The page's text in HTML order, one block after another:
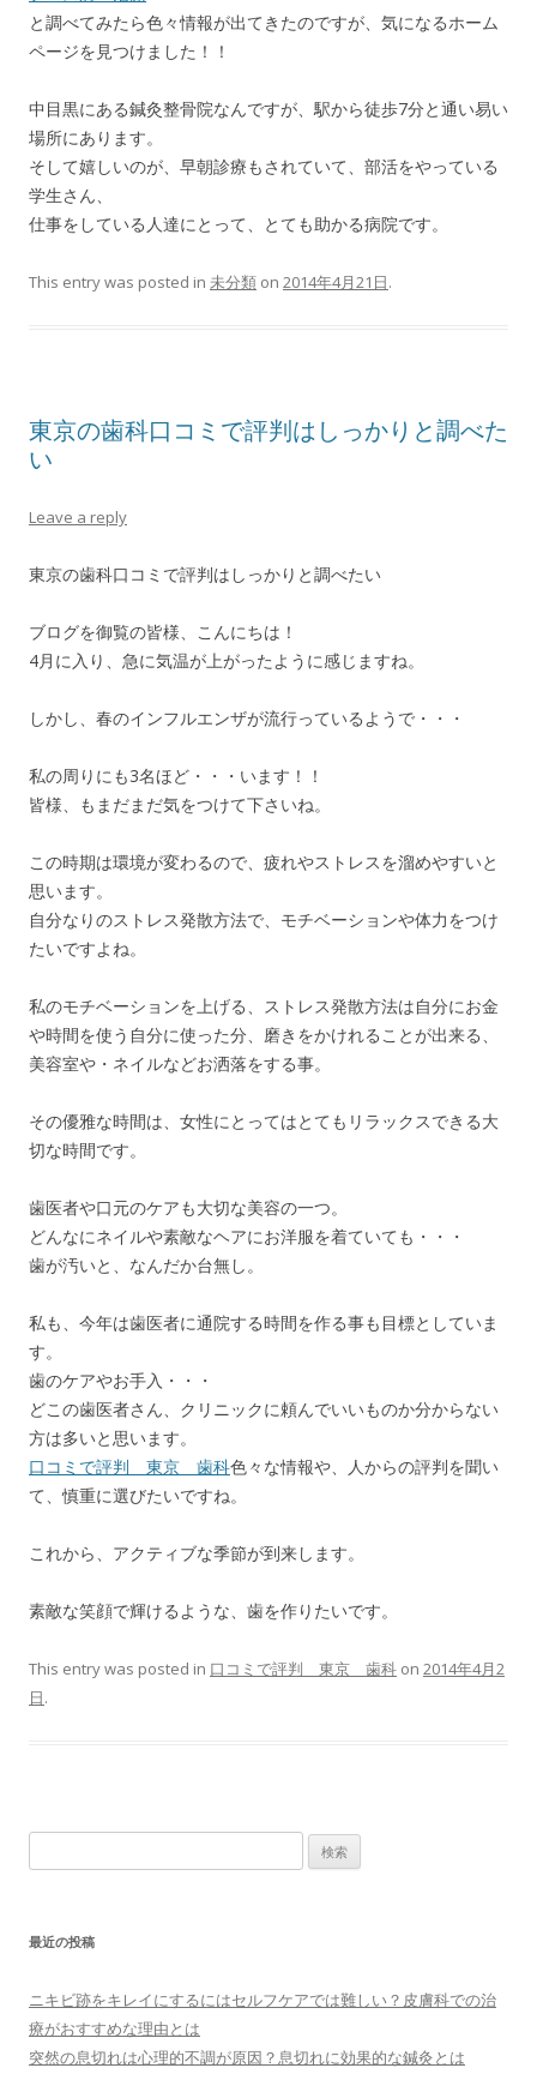
と調べてみたら色々情報が出てきたのですが、気になるホーム
ページを見つけました！！
中目黒にある鍼灸整骨院なんですが、駅から徒歩7分と通い易い
場所にあります。
そして嬉しいのが、早朝診療もされていて、部活をやっている
学生さん、
仕事をしている人達にとって、とても助かる病院です。
This entry was posted in 未分類 on 2014年4月21日.
東京の歯科口コミで評判はしっかりと調べた
い
Leave a reply
東京の歯科口コミで評判はしっかりと調べたい
ブログを御覧の皆様、こんにちは！
4月に入り、急に気温が上がったように感じますね。
しかし、春のインフルエンザが流行っているようで・・・
私の周りにも3名ほど・・・います！！
皆様、もまだまだ気をつけて下さいね。
この時期は環境が変わるので、疲れやストレスを溜めやすいと
思います。
自分なりのストレス発散方法で、モチベーションや体力をつけ
たいですよね。
私のモチベーションを上げる、ストレス発散方法は自分にお金
や時間を使う自分に使った分、磨きをかけれることが出来る、
美容室や・ネイルなどお洒落をする事。
その優雅な時間は、女性にとってはとてもリラックスできる大
切な時間です。
歯医者や口元のケアも大切な美容の一つ。
どんなにネイルや素敵なヘアにお洋服を着ていても・・・
歯が汚いと、なんだか台無し。
私も、今年は歯医者に通院する時間を作る事も目標としていま
す。
歯のケアやお手入・・・
どこの歯医者さん、クリニックに頼んでいいものか分からない
方は多いと思います。
口コミで評判 東京 歯科色々な情報や、人からの評判を聞い
て、慎重に選びたいですね。
これから、アクティブな季節が到来します。
素敵な笑顔で輝けるような、歯を作りたいです。
This entry was posted in 口コミで評判 東京 歯科 on 2014年4月2
日.
最近の投稿
ニキビ跡をキレイにするにはセルフケアでは難しい？皮膚科での治
療がおすすめな理由とは
突然の息切れは心理的不調が原因？息切れに効果的な鍼灸とは